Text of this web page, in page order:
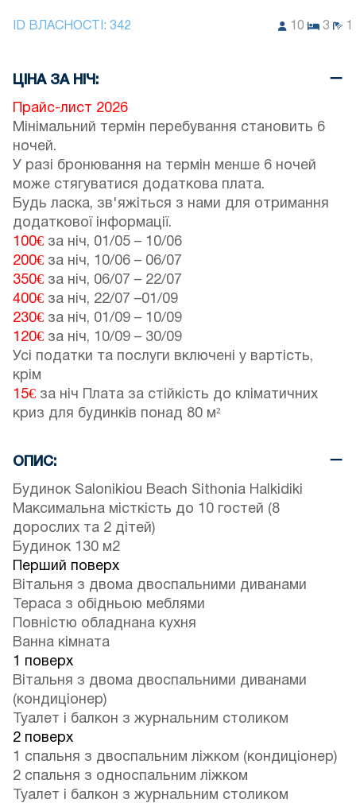
ID ВЛАСНОСТІ: 342 10 3
ЦІНА ЗА НІЧ:
Прайс-лист 2026
Мінімальний термін перебування становить 6
ночей.
У разі бронювання на термін менше 6 ночей
може стягуватися додаткова плата.
Будь ласка, зв'яжіться з нами для отримання
додаткової інформації.
100€ за ніч, 01/05 – 10/06
200€ за ніч, 10/06 – 06/07
350€ за ніч, 06/07 – 22/07
400€ за ніч, 22/07 –01/09
230€ за ніч, 01/09 – 10/09
120€ за ніч, 10/09 – 30/09
Усі податки та послуги включені у вартість,
крім
15€ за ніч Плата за стійкість до кліматичних
криз для будинків понад 80 м²
ОПИС:
Будинок Salonikiou Beach Sithonia Halkidiki
Максимальна місткість до 10 гостей (8
дорослих та 2 дітей)
Будинок 130 м2
Перший поверх
Вітальня з двома двоспальними диванами
Тераса з обідньою меблями
Повністю обладнана кухня
Ванна кімната
1 поверх
Вітальня з двома двоспальними диванами
(кондиціонер)
Туалет і балкон з журнальним столиком
2 поверх
1 спальня з двоспальним ліжком (кондиціонер)
2 спальня з односпальним ліжком
Туалет і балкон з журнальним столиком